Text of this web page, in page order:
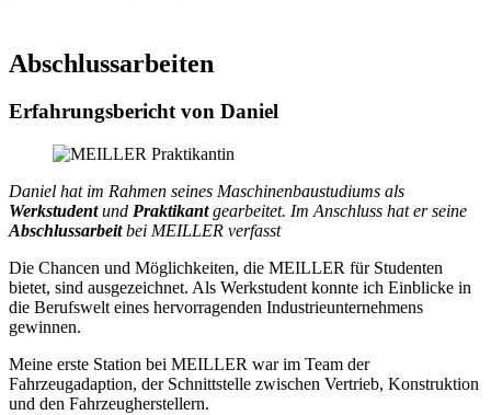
Abschlussarbeiten
Erfahrungsbericht von Daniel
Daniel hat im Rahmen seines Maschinenbaustudiums als
Werkstudentund Praktikantgearbeitet. Im Anschluss hat er seine
Abschlussarbeitbei MEILLER verfasst
Die Chancen und Möglichkeiten, die MEILLER für Studenten
bietet, sind ausgezeichnet. Als Werkstudent konnte ich Einblicke in
die Berufswelt eines hervorragenden Industrieunternehmens
gewinnen.
Meine erste Station bei MEILLER war im Team der
Fahrzeugadaption, der Schnittstelle zwischen Vertrieb, Konstruktion
und den Fahrzeugherstellern.